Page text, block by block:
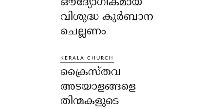
ഔദ്യോഗികമായ
വിശുദ്ധ കുർബാന
ചെല്ലണം
KERALA CHURCH
ക്രൈസ്തവ
അടയാളങ്ങളെ
തിന്മകളുടെ